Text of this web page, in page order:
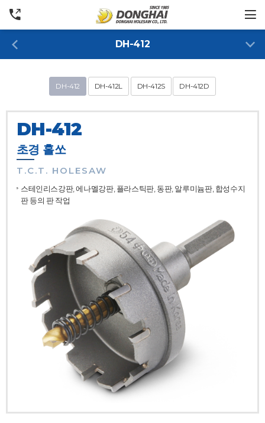
DH-412
DH-412 DH-412L DH-412S DH-412D
DH-412
초경 홀쏘
T.C.T. HOLESAW
스테인리스강판, 에나멜강판, 플라스틱판, 동판, 알루미늄판, 합성수지
판 등의 판 작업